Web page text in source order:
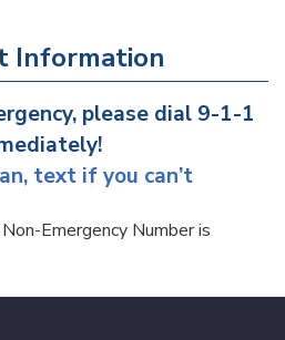
Information
please dial 9-1-1
text if you can’t
Emergency Number is